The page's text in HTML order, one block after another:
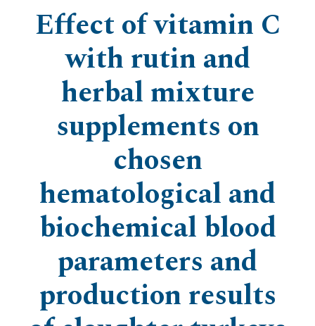
Effect of vitamin C
with rutin and
herbal mixture
supplements on
chosen
hematological and
biochemical blood
parameters and
production results